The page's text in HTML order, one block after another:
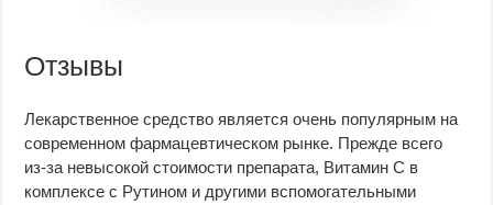
Отзывы
Лекарственное средство является очень популярным на
современном фармацевтическом рынке. Прежде всего
из-за невысокой стоимости препарата, Витамин С в
комплексе с Рутином и другими вспомогательными